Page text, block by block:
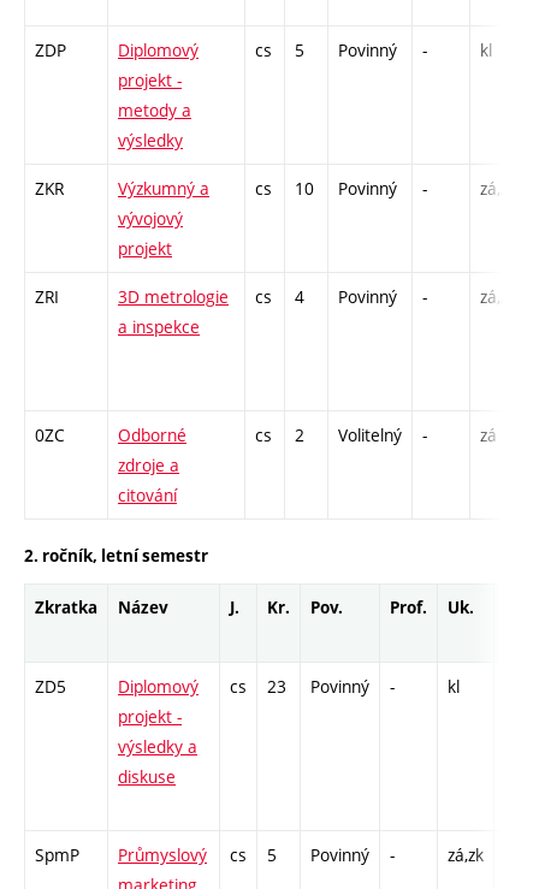
ZDP
Diplomový
projekt -
metody a
výsledky
cs 5 Povinný - kl
ZKR
Výzkumný a
vývojový
projekt
cs 10 Povinný - zá,zk
ZRI
3D metrologie
a inspekce
cs 4 Povinný - zá,zk
0ZC
Odborné
zdroje a
citování
cs 2 Volitelný - zá
2. ročník, letní semestr
Zkratka Název J. Kr. Pov. Prof. Uk.
ZD5
Diplomový
projekt -
výsledky a
diskuse
cs 23 Povinný - kl
SpmP
Průmyslový
cs 5 Povinný - zá,zk